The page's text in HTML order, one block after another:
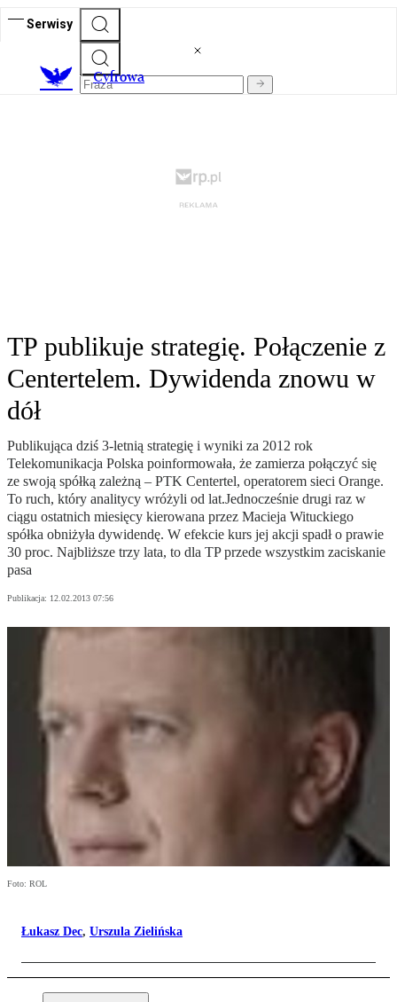
Serwisy
Cyfrowa
TP publikuje strategię. Połączenie z
Centertelem. Dywidenda znowu w
dół
Publikująca dziś 3-letnią strategię i wyniki za 2012 rok
Telekomunikacja Polska poinformowała, że zamierza połączyć się
ze swoją spółką zależną – PTK Centertel, operatorem sieci Orange.
To ruch, który analitycy wróżyli od lat.Jednocześnie drugi raz w
ciągu ostatnich miesięcy kierowana przez Macieja Wituckiego
spółka obniżyła dywidendę. W efekcie kurs jej akcji spadł o prawie
30 proc. Najbliższe trzy lata, to dla TP przede wszystkim zaciskanie
pasa
Publikacja: 12.02.2013 07:56
Foto: ROL
Łukasz Dec, Urszula Zielińska